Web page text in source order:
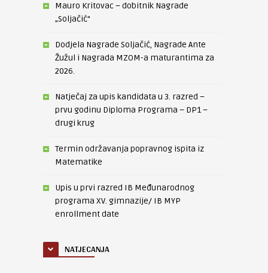
Mauro Kritovac – dobitnik Nagrade
„Soljačić“
Dodjela Nagrade Soljačić, Nagrade Ante
Žužul i Nagrada MZOM-a maturantima za
2026.
Natječaj za upis kandidata u 3. razred –
prvu godinu Diploma Programa – DP1 –
drugi krug
Termin održavanja popravnog ispita iz
Matematike
Upis u prvi razred IB Međunarodnog
programa XV. gimnazije/ IB MYP
enrollment date
NATJECANJA